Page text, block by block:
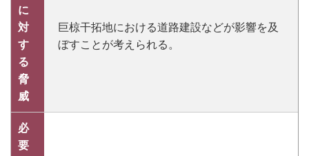
に
対
す
る
脅
威
巨椋干拓地における道路建設などが影響を及
ぼすことが考えられる。
必
要